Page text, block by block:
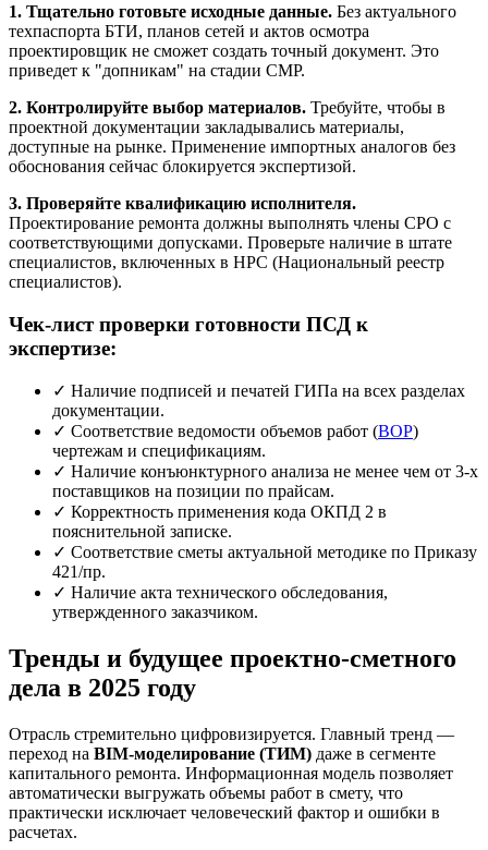
1. Тщательно готовьте исходные данные. Без актуального
техпаспорта БТИ, планов сетей и актов осмотра
проектировщик не сможет создать точный документ. Это
приведет к "допникам" на стадии СМР.
2. Контролируйте выбор материалов. Требуйте, чтобы в
проектной документации закладывались материалы,
доступные на рынке. Применение импортных аналогов без
обоснования сейчас блокируется экспертизой.
3. Проверяйте квалификацию исполнителя.
Проектирование ремонта должны выполнять члены СРО с
соответствующими допусками. Проверьте наличие в штате
специалистов, включенных в НРС (Национальный реестр
специалистов).
Чек-лист проверки готовности ПСД к
экспертизе:
✓ Наличие подписей и печатей ГИПа на всех разделах
документации.
✓ Соответствие ведомости объемов работ (ВОР)
чертежам и спецификациям.
✓ Наличие конъюнктурного анализа не менее чем от 3-х
поставщиков на позиции по прайсам.
✓ Корректность применения кода ОКПД 2 в
пояснительной записке.
✓ Соответствие сметы актуальной методике по Приказу
421/пр.
✓ Наличие акта технического обследования,
утвержденного заказчиком.
Тренды и будущее проектно-сметного
дела в 2025 году
Отрасль стремительно цифровизируется. Главный тренд —
переход на BIM-моделирование (ТИМ) даже в сегменте
капитального ремонта. Информационная модель позволяет
автоматически выгружать объемы работ в смету, что
практически исключает человеческий фактор и ошибки в
расчетах.